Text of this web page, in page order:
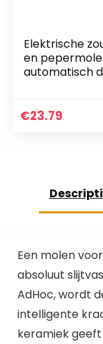
Elektrische
en
automatisch
instelbare
€23.79
Een molen
absoluut
AdHoc, wordt
intelligente
keramiek